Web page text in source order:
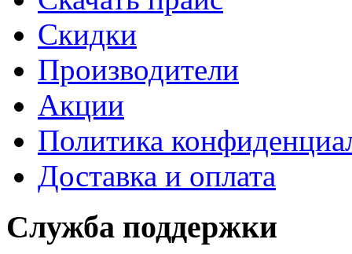
Скидки
Производители
Акции
Политика
Доставка и оплата
Служба поддержки